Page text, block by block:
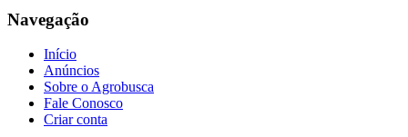
Navegação
Início
Anúncios
Sobre o Agrobusca
Fale Conosco
Criar conta